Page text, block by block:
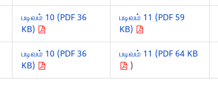
படிவம் 10 (PDF 36
KB)
படிவம் 11 (PDF 59
KB)
படிவம் 10 (PDF 36
KB)
படிவம் 11 (PDF 64 KB
)